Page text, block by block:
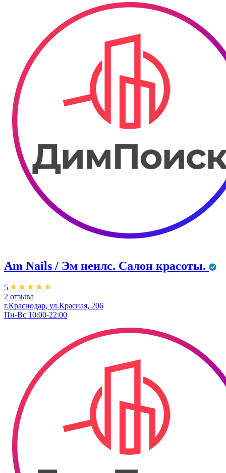
Am Nails / Эм неилс. Салон красоты.
5
2 отзыва
г.Краснодар, ул.Красная, 206
Пн-Вс 10:00-22:00